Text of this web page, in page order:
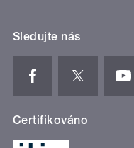
Sledujte nás
Certifikováno